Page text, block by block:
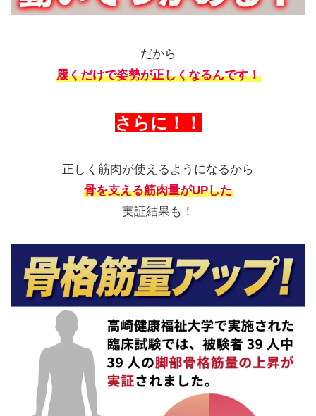
だから
履くだけで姿勢が正しくなるんです！
さらに！！
正しく筋肉が使えるようになるから
骨を支える筋肉量がUPした
実証結果も！